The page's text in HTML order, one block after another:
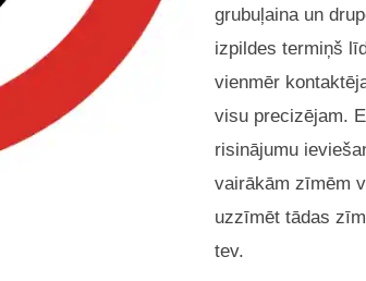
grubuļaina un
izpildes termiņš
vienmēr
visu precizējam.
risinājumu
vairākām zīmēm
uzzīmēt tādas
tev.